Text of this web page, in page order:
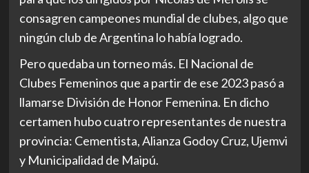
consagren campeones mundial de clubes, algo que
ningún club de Argentina lo había logrado.
Pero quedaba un torneo más. El Nacional de
Clubes Femeninos que a partir de ese 2023 pasó a
llamarse División de Honor Femenina. En dicho
certamen hubo cuatro representantes de nuestra
provincia: Cementista, Alianza Godoy Cruz, Ujemvi
y Municipalidad de Maipú.